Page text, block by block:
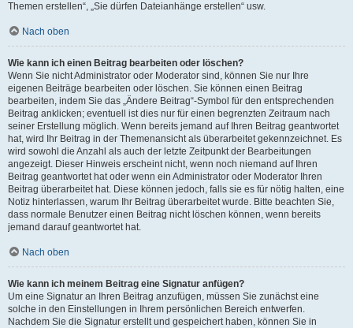
Themen erstellen“, „Sie dürfen Dateianhänge erstellen“ usw.
Nach oben
Wie kann ich einen Beitrag bearbeiten oder löschen?
Wenn Sie nicht Administrator oder Moderator sind, können Sie nur Ihre
eigenen Beiträge bearbeiten oder löschen. Sie können einen Beitrag
bearbeiten, indem Sie das „Ändere Beitrag“-Symbol für den entsprechenden
Beitrag anklicken; eventuell ist dies nur für einen begrenzten Zeitraum nach
seiner Erstellung möglich. Wenn bereits jemand auf Ihren Beitrag geantwortet
hat, wird Ihr Beitrag in der Themenansicht als überarbeitet gekennzeichnet. Es
wird sowohl die Anzahl als auch der letzte Zeitpunkt der Bearbeitungen
angezeigt. Dieser Hinweis erscheint nicht, wenn noch niemand auf Ihren
Beitrag geantwortet hat oder wenn ein Administrator oder Moderator Ihren
Beitrag überarbeitet hat. Diese können jedoch, falls sie es für nötig halten, eine
Notiz hinterlassen, warum Ihr Beitrag überarbeitet wurde. Bitte beachten Sie,
dass normale Benutzer einen Beitrag nicht löschen können, wenn bereits
jemand darauf geantwortet hat.
Nach oben
Wie kann ich meinem Beitrag eine Signatur anfügen?
Um eine Signatur an Ihren Beitrag anzufügen, müssen Sie zunächst eine
solche in den Einstellungen in Ihrem persönlichen Bereich entwerfen.
Nachdem Sie die Signatur erstellt und gespeichert haben, können Sie in